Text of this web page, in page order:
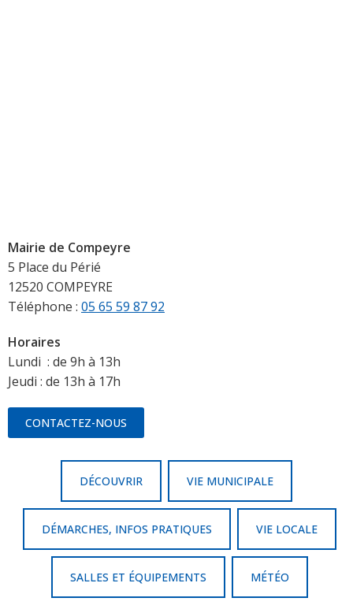
Mairie de Compeyre
5 Place du Périé
12520 COMPEYRE
Téléphone : 05 65 59 87 92
Horaires
Lundi : de 9h à 13h
Jeudi : de 13h à 17h
CONTACTEZ-NOUS
DÉCOUVRIR VIE MUNICIPALE
DÉMARCHES, INFOS PRATIQUES VIE LOCALE
SALLES ET ÉQUIPEMENTS MÉTÉO